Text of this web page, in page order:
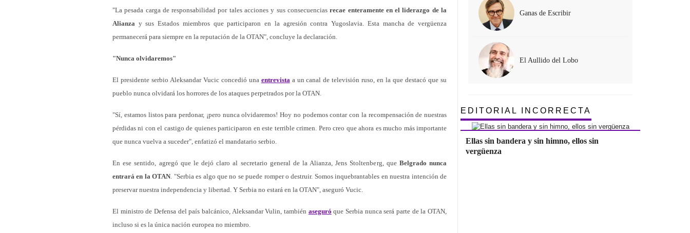
"La pesada carga de responsabilidad por tales acciones y sus consecuenciasrecae enteramente en el liderazgo de la
Alianza y sus Estados miembros que participaron en la agresión contra Yugoslavia. Esta mancha de vergüenza
permanecerá para siempre en la reputación de la OTAN", concluye la declaración.
"Nunca olvidaremos"
El presidente serbio Aleksandar Vucic concedió una entrevistaa un canal de televisión ruso, en la que destacó que su
pueblo nunca olvidará los horrores de los ataques perpetrados por la OTAN.
"Sí, estamos listos para perdonar, ¡pero nunca olvidaremos! Hoy no podemos contar con la recompensación de nuestras
pérdidas ni con el castigo de quienes participaron en este terrible crimen. Pero creo que ahora es mucho más importante
que nunca vuelva a suceder", enfatizó el mandatario serbio.
En ese sentido, agregó que le dejó claro al secretario general de la Alianza, Jens Stoltenberg, que Belgrado nunca
entrará en la OTAN. "Serbia es algo que no se puede romper o destruir. Somos inquebrantables en nuestra intención de
preservar nuestra independencia y libertad. Y Serbia no estará en la OTAN", aseguró Vucic.
El ministro de Defensa del país balcánico, Aleksandar Vulin, también aseguró que Serbia nunca será parte de la OTAN,
incluso si es la única nación europea no miembro.
Ganas de Escribir
El Aullido del Lobo
EDITORIAL INCORRECTA
Ellas sin bandera y sin himno, ellos sin
vergüenza